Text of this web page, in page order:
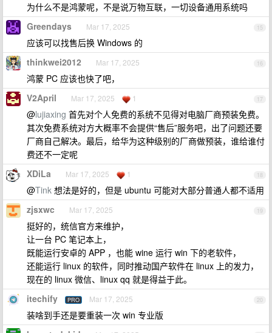
为什么不是鸿蒙呢，不是说万物互联，一切设备通用系统吗
15
Greendays Mar 17, 2025
应该可以找售后换 Windows 的
16
thinkwei2012 Mar 17, 2025
鸿蒙 PC 应该也快了吧，
17
V2April Mar 17, 2025 1
@lujiaxing 首先对个人免费的系统不见得对电脑厂商预装免费。
其次免费系统对方大概率不会提供“售后”服务吧，出了问题还要
厂商自己解决。最后，给华为这种级别的厂商做预装，谁给谁付
费还不一定呢
18
XDiLa Mar 17, 2025 1
@Tink 想法是好的，但是 ubuntu 可能对大部分普通人都不适用
19
zjsxwc Mar 17, 2025
挺好的，统信官方来维护，
让一台 PC 笔记本上，
既能运行安卓的 APP ，也能 wine 运行 win 下的老软件，
还能运行 linux 的软件，同时推动国产软件在 linux 上的发力，
现在的 linux 微信、linux qq 就是得益于此。
20
itechify PRO Mar 17, 2025
装啥到手还是要重装一次 win 专业版